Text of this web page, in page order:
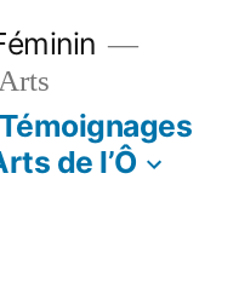
Témoignages
de l’Ô